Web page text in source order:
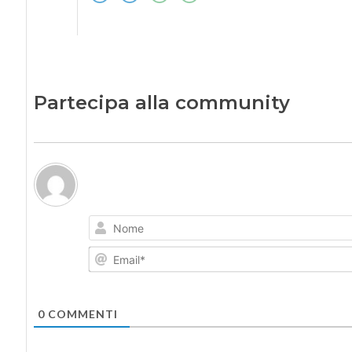
Partecipa alla community
0COMMENTI